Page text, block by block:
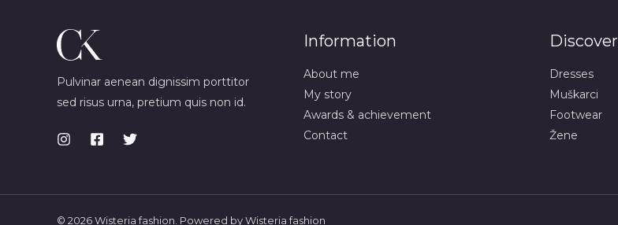
Pulvinar aenean dignissim porttitor
sed risus urna, pretium quis non id.
Information
About me
My story
Awards & achievement
Contact
Discover
Dresses
Muškarci
Footwear
Žene
© 2026 Wisteria fashion. Powered by Wisteria fashion